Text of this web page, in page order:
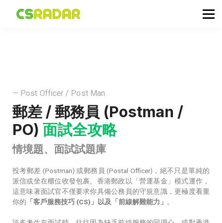
公務員投考資訊
會員登入／註冊
— Post Officer / Post Man
郵差 / 郵務員 (Postman /
PO) 面試全攻略
情境題、面試試題庫
投考郵差 (Postman) 或郵務員 (Postal Officer)，絕不只是單純的
派信或坐在櫃位收發包裹。香港郵政以「營運基金」模式運作，
這意味著面試官不僅要求你具備公務員的守規意識，更極度看重
你的 「客戶服務技巧 (CS)」以及「前線解難能力」 。